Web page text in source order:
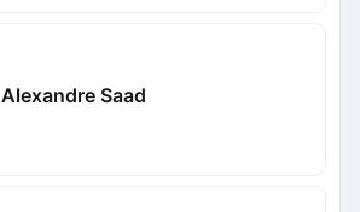
Alexandre Saad